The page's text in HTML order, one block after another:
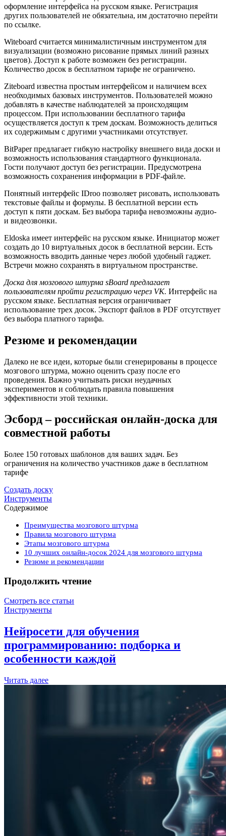
оформление интерфейса на русском языке. Регистрация
других пользователей не обязательна, им достаточно перейти
по ссылке.
Witeboard считается минималистичным инструментом для
визуализации (возможно рисование прямых линий разных
цветов). Доступ к работе возможен без регистрации.
Количество досок в бесплатном тарифе не ограничено.
Ziteboard известна простым интерфейсом и наличием всех
необходимых базовых инструментов. Пользователей можно
добавлять в качестве наблюдателей за происходящим
процессом. При использовании бесплатного тарифа
осуществляется доступ к трем доскам. Возможность делиться
их содержимым с другими участниками отсутствует.
BitPaper предлагает гибкую настройку внешнего вида доски и
возможность использования стандартного функционала.
Гости получают доступ без регистрации. Предусмотрена
возможность сохранения информации в PDF-файле.
Понятный интерфейс IDroo позволяет рисовать, использовать
текстовые файлы и формулы. В бесплатной версии есть
доступ к пяти доскам. Без выбора тарифа невозможны аудио-
и видеозвонки.
Eldoska имеет интерфейс на русском языке. Инициатор может
создать до 10 виртуальных досок в бесплатной версии. Есть
возможность вводить данные через любой удобный гаджет.
Встречи можно сохранять в виртуальном пространстве.
Доска для мозгового штурма sBoard предлагает
пользователям пройти регистрацию через VK. Интерфейс на
русском языке. Бесплатная версия ограничивает
использование трех досок. Экспорт файлов в PDF отсутствует
без выбора платного тарифа.
Резюме и рекомендации
Далеко не все идеи, которые были сгенерированы в процессе
мозгового штурма, можно оценить сразу после его
проведения. Важно учитывать риски неудачных
экспериментов и соблюдать правила повышения
эффективности этой техники.
Эсборд – российская онлайн-доска для
совместной работы
Более 150 готовых шаблонов для ваших задач. Без
ограничения на количество участников даже в бесплатном
тарифе
Создать доску
Инструменты
Содержимое
Преимущества мозгового штурма
Правила мозгового штурма
Этапы мозгового штурма
10 лучших онлайн-досок 2024 для мозгового штурма
Резюме и рекомендации
Продолжить чтение
Смотреть все статьи
Инструменты
Нейросети для обучения
программированию: подборка и
особенности каждой
Читать далее